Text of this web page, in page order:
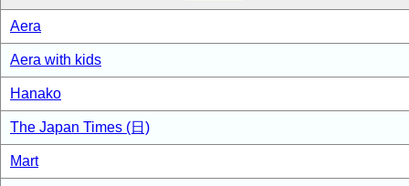
Aera
Aera with kids
Hanako
The Japan Times (日)
Mart